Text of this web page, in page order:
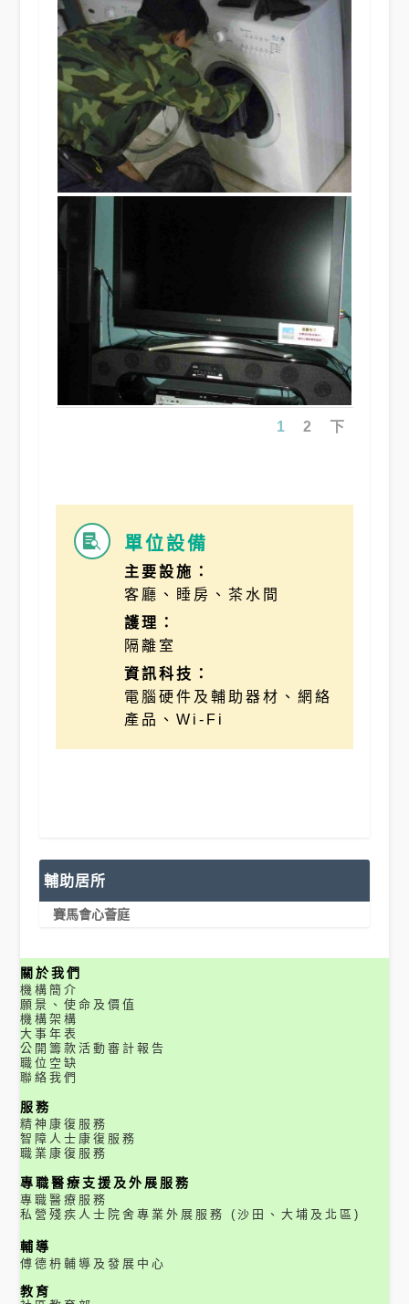
1 2 下
 單位設備
主要設施：
客廳、睡房、茶水間
護理：
隔離室
資訊科技：
電腦硬件及輔助器材、網絡
產品、Wi-Fi
輔助居所
賽馬會心薈庭
關於我們
機構簡介
願景、使命及價值
機構架構
大事年表
公開籌款活動審計報告
職位空缺
聯絡我們
服務
精神康復服務
智障人士康復服務
職業康復服務
專職醫療支援及外展服務
專職醫療服務
私營殘疾人士院舍專業外展服務 (沙田、大埔及北區)
輔導
傅德枬輔導及發展中心
教育